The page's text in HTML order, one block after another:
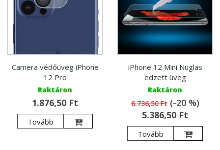
Camera védőüveg iPhone
12 Pro
Raktáron
1.876,50 Ft
Tovább
iPhone 12 Mini Nuglas
edzett üveg
Raktáron
6.736,50 Ft(-20 %)
5.386,50 Ft
Tovább